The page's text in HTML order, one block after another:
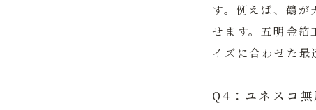
す。例えば、鶴
せます。 五明金箔
イズに合わせた最
Q4：ユネスコ